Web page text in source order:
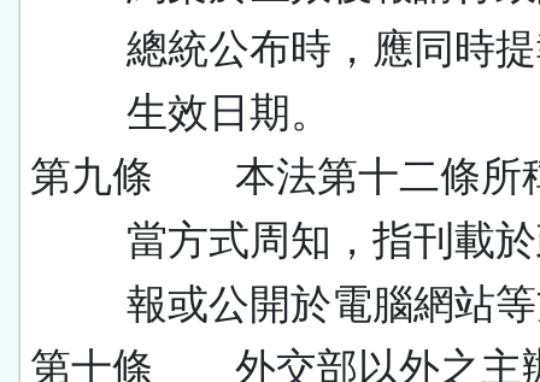
總統公布時，應同時
生效日期。
第九條 本法第十二條所
當方式周知，指刊載
報或公開於電腦網站
第十條 外交部以外之主